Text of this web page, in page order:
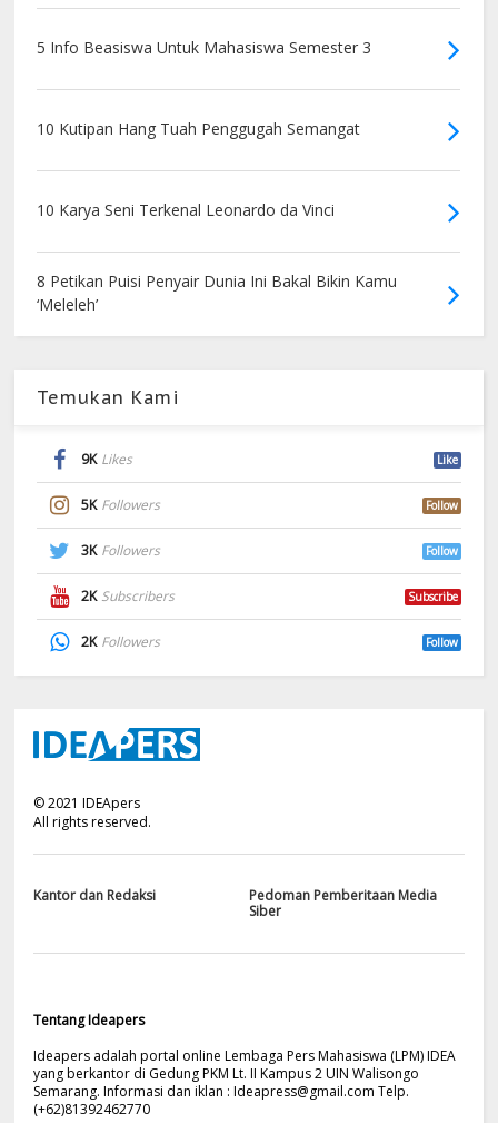
5 Info Beasiswa Untuk Mahasiswa Semester 3
10 Kutipan Hang Tuah Penggugah Semangat
10 Karya Seni Terkenal Leonardo da Vinci
8 Petikan Puisi Penyair Dunia Ini Bakal Bikin Kamu
‘Meleleh’
Temukan Kami
9K Likes Like
5K Followers Follow
3K Followers Follow
2K Subscribers Subscribe
2K Followers Follow
©2021 IDEApers
All rights reserved.
Kantor dan Redaksi
Pedoman Pemberitaan Media
Siber
Tentang Ideapers
Ideapers adalah portal online Lembaga Pers Mahasiswa (LPM) IDEA
yang berkantor di Gedung PKM Lt. II Kampus 2 UIN Walisongo
Semarang. Informasi dan iklan :Ideapress@gmail.com Telp.
(+62)81392462770